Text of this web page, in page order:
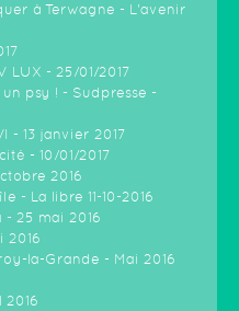
à Terwagne - L'avenir
LUX - 25/01/2017
psy ! - Sudpresse -
- 13 janvier 2017
- 10/01/2017
2016
- La libre 11-10-2016
- 25 mai 2016
2016
la-Grande - Mai 2016